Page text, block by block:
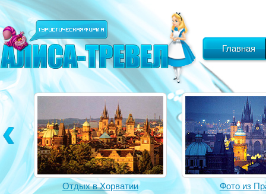
Главная
Отдых в Хорватии Фото из